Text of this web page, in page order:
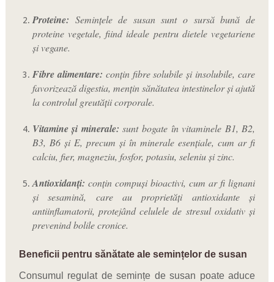
Proteine: Semințele de susan sunt o sursă bună de
proteine vegetale, fiind ideale pentru dietele vegetariene
și vegane.
Fibre alimentare: conțin fibre solubile și insolubile, care
favorizează digestia, mențin sănătatea intestinelor și ajută
la controlul greutății corporale.
Vitamine și minerale: sunt bogate în vitaminele B1, B2,
B3, B6 și E, precum și în minerale esențiale, cum ar fi
calciu, fier, magneziu, fosfor, potasiu, seleniu și zinc.
Antioxidanți: conțin compuși bioactivi, cum ar fi lignani
și sesamină, care au proprietăți antioxidante și
antiinflamatorii, protejând celulele de stresul oxidativ și
prevenind bolile cronice.
Beneficii pentru sănătate ale semințelor de susan
Consumul regulat de semințe de susan poate aduce